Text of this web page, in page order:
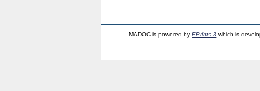
MADOC is powered byEPrints 3 which is